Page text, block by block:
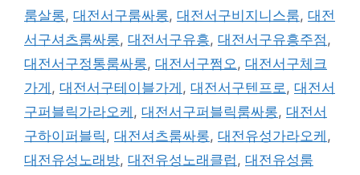
룸살롱, 대전서구룸싸롱, 대전서구비지니스룸, 대전
서구셔츠룸싸롱, 대전서구유흥, 대전서구유흥주점,
대전서구정통룸싸롱, 대전서구쩜오, 대전서구체크
가게 , 대전서구테이블가게 , 대전서구텐프로, 대전서
구퍼블릭가라오케 , 대전서구퍼블릭룸싸롱, 대전서
구하이퍼블릭, 대전셔츠룸싸롱, 대전유성가라오케 ,
대전유성노래방, 대전유성노래클럽, 대전유성룸